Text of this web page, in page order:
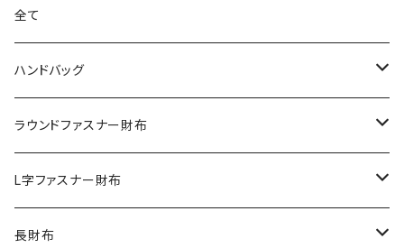
全て
ハンドバッグ
クロコダイル
ダイヤモンドパイソン
オーストリッチ
ラウンドファスナー財布
クロコダイル
ダイヤモンドパイソン
L字ファスナー財布
クロコダイル
長財布